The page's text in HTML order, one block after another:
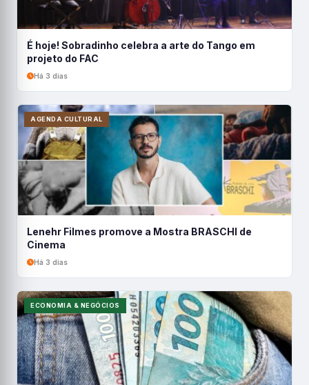
É hoje! Sobradinho celebra a arte do Tango em
projeto do FAC
Há 3 dias
AGENDA CULTURAL
Lenehr Filmes promove a Mostra BRASCHI de
Cinema
Há 3 dias
ECONOMIA & NEGÓCIOS